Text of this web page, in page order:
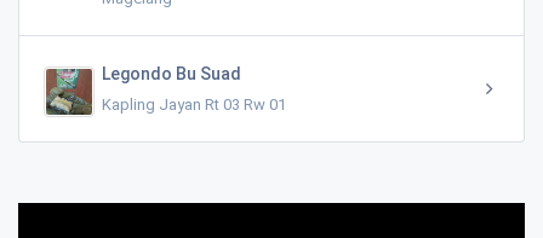
Legondo Bu Suad
Kapling Jayan Rt 03 Rw 01